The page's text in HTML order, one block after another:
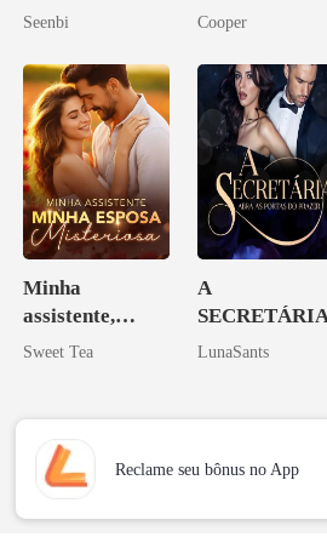
Seenbi Cooper
Minha
assistente,
minha esposa
Sweet Tea
A
LunaSants
Reclame seu bônus no App